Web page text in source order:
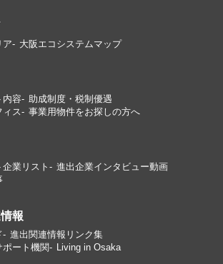
ア 大阪エコシステムマップ
内容
助成制度・税制優遇
ス
事業用物件をお探しの方へ
業リスト
進出企業インタビュー動画
報
進出関連情報リンク集
ポート機関
Living in Osaka